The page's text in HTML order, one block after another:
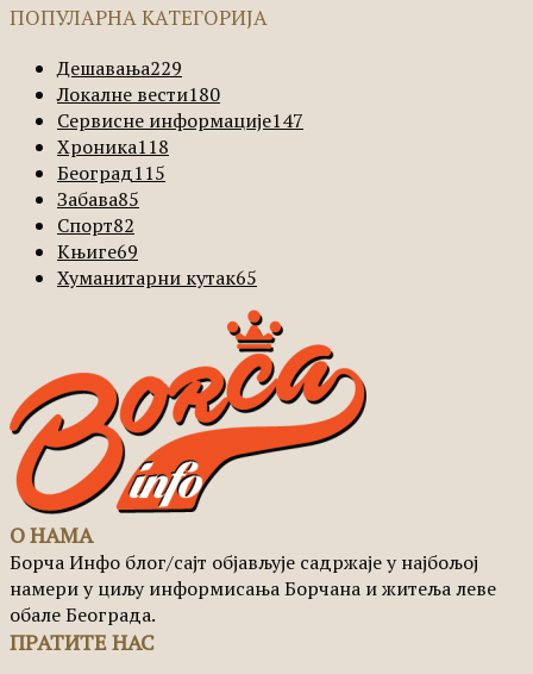
ПОПУЛАРНА КАТЕГОРИЈА
Дешавања229
Локалне вести180
Сервисне информације147
Хроника118
Београд115
Забава85
Спорт82
Књиге69
Хуманитарни кутак65
О НАМА
Борча Инфо блог/сајт објављује садржаје у најбољој
намери у циљу информисања Борчана и житеља леве
обале Београда.
ПРАТИТЕ НАС